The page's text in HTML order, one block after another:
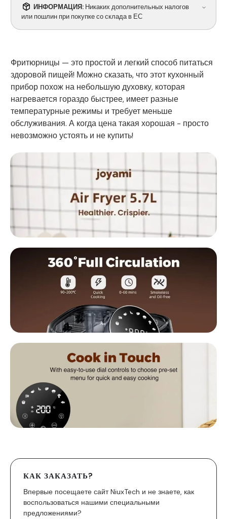
ИНФОРМАЦИЯ: Никаких дополнительных налогов
или пошлин при покупке со склада в ЕС
Фритюрницы — это простой и легкий способ питаться
здоровой пищей! Можно сказать, что этот кухонный
прибор похож на небольшую духовку, которая
нагревается гораздо быстрее, имеет разные
температурные режимы и требует меньше
обслуживания. А когда цена такая хорошая - просто
невозможно устоять и не купить!
КАК ЗАКАЗАТЬ?
Впервые посещаете сайт NiuxTech и не знаете, как
воспользоваться нашими специальными
предложениями?